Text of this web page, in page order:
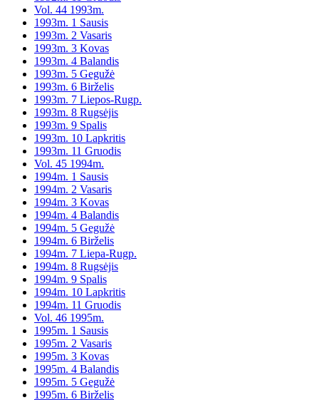
Vol. 44 1993m.
1993m. 1 Sausis
1993m. 2 Vasaris
1993m. 3 Kovas
1993m. 4 Balandis
1993m. 5 Gegužė
1993m. 6 Birželis
1993m. 7 Liepos-Rugp.
1993m. 8 Rugsėjis
1993m. 9 Spalis
1993m. 10 Lapkritis
1993m. 11 Gruodis
Vol. 45 1994m.
1994m. 1 Sausis
1994m. 2 Vasaris
1994m. 3 Kovas
1994m. 4 Balandis
1994m. 5 Gegužė
1994m. 6 Birželis
1994m. 7 Liepa-Rugp.
1994m. 8 Rugsėjis
1994m. 9 Spalis
1994m. 10 Lapkritis
1994m. 11 Gruodis
Vol. 46 1995m.
1995m. 1 Sausis
1995m. 2 Vasaris
1995m. 3 Kovas
1995m. 4 Balandis
1995m. 5 Gegužė
1995m. 6 Birželis